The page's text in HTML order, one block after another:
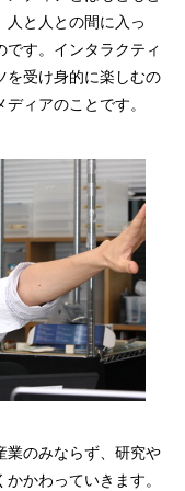
人と人との間に入っ
す。インタラクティ
を受け身的に楽しむの
ィアのことです。
のみならず、研究や
かわっていきます。